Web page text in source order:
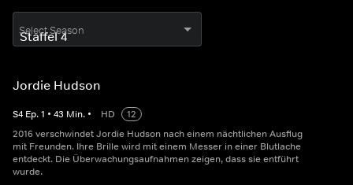
Select Season
Jordie Hudson
S4 Ep.1 • 43 Min. • HD
12
2016 verschwindet Jordie Hudson nach einem nächtlichen Ausflug
mit Freunden. Ihre Brille wird mit einem Messer in einer Blutlache
entdeckt. Die Überwachungsaufnahmen zeigen, dass sie entführt
wurde.